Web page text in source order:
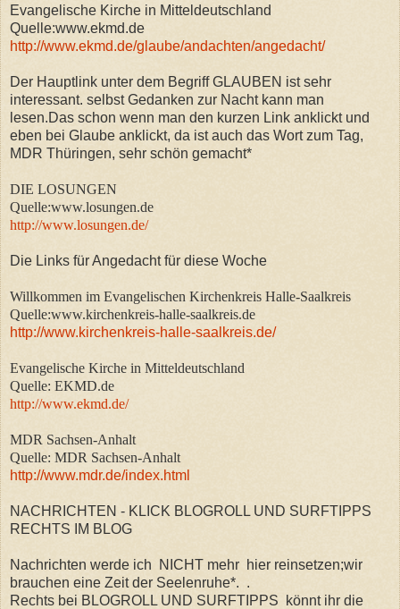
Evangelische Kirche in Mitteldeutschland
Quelle:www.ekmd.de
http://www.ekmd.de/glaube/andachten/angedacht/
Der Hauptlink unter dem Begriff GLAUBEN ist sehr
interessant. selbst Gedanken zur Nacht kann man
lesen.Das schon wenn man den kurzen Link anklickt und
eben bei Glaube anklickt, da ist auch das Wort zum Tag,
MDR Thüringen, sehr schön gemacht*
DIE LOSUNGEN
Quelle:www.losungen.de
http://www.losungen.de/
Die Links für Angedacht für diese Woche
Willkommen im Evangelischen Kirchenkreis Halle-Saalkreis
Quelle:www.kirchenkreis-halle-saalkreis.de
http://www.kirchenkreis-halle-saalkreis.de/
Evangelische Kirche in Mitteldeutschland
Quelle: EKMD.de
http://www.ekmd.de/
MDR Sachsen-Anhalt
Quelle: MDR Sachsen-Anhalt
http://www.mdr.de/index.html
NACHRICHTEN - KLICK BLOGROLL UND SURFTIPPS
RECHTS IM BLOG
Nachrichten werde ich NICHT mehr hier reinsetzen;wir
brauchen eine Zeit der Seelenruhe*. .
Rechts bei BLOGROLL UND SURFTIPPS könnt ihr die